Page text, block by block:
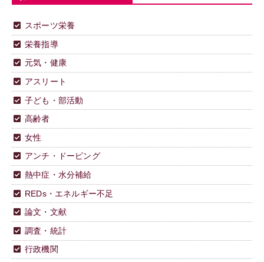
スポーツ栄養
栄養指導
元気・健康
アスリート
子ども・部活動
高齢者
女性
アンチ・ドーピング
熱中症・水分補給
REDs・エネルギー不足
論文・文献
調査・統計
行政機関